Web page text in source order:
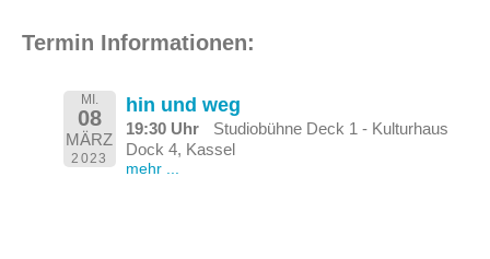
Termin Informationen:
MI.
08
MÄRZ
2023
hin und weg
19:30 Uhr
Studiobühne Deck 1 - Kulturhaus
Dock 4, Kassel
mehr ...